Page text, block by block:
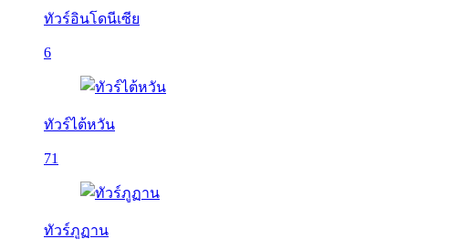
ทัวร์อินโดนีเซีย
6
ทัวร์ไต้หวัน
71
ทัวร์ภูฏาน